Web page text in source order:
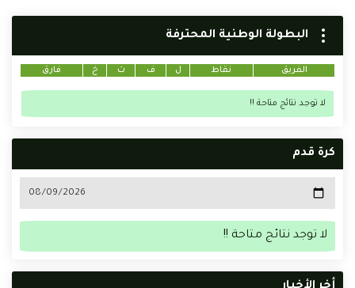
البطولة الوطنية المحترفة
الفريق نقاط ل ف ت خ فارق
لا توجد نتائج متاحة !!
كرة قدم
لا توجد نتائج متاحة !!